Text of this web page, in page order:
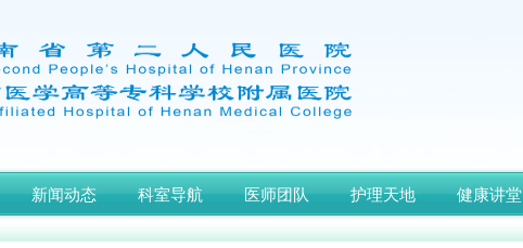
新闻动态 科室导航 医师团队 护理天地 健康讲堂